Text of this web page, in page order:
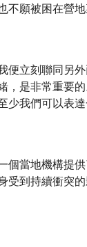
願被困在營地
便立刻聯同另
，是非常重要
我們可以表達
個當地機構提
受到持續衝突的